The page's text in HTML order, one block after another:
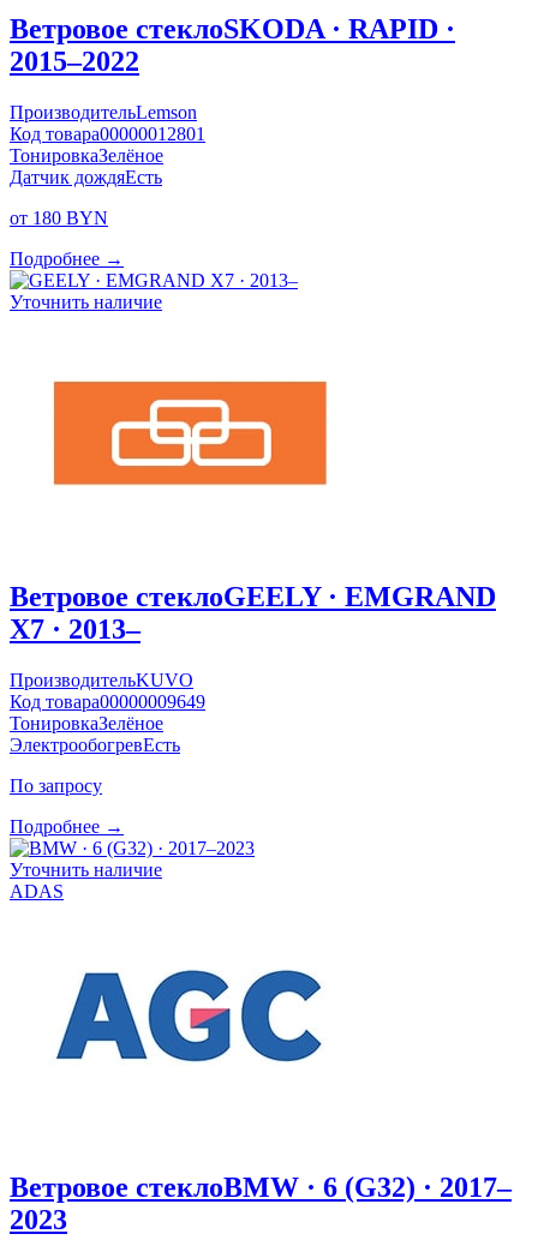
Ветровое стеклоSKODA · RAPID ·
2015–2022
ПроизводительLemson
Код товара00000012801
ТонировкаЗелёное
Датчик дождяЕсть
от 180 BYN
Подробнее →
Уточнить наличие
Ветровое стеклоGEELY · EMGRAND
X7 · 2013–
ПроизводительKUVO
Код товара00000009649
ТонировкаЗелёное
ЭлектрообогревЕсть
По запросу
Подробнее →
Уточнить наличие
ADAS
Ветровое стеклоBMW · 6 (G32) · 2017–
2023